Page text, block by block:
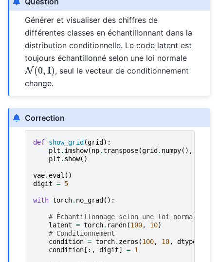
Générer et visualiser des chiffres de
différentes classes en échantillonnant dans la
distribution conditionnelle. Le code latent est
toujours échantillonné selon une loi normale
N(0, ) , seul le vecteur de conditionnement
change.
Correction
def show_grid (grid ):
plt . imshow(np.transpose(grid . numpy(),
plt . show()
vae. eval ()
digit = 5
with torch. no_grad ():
# Échantillonnage selon une loi normale
latent = torch. randn(100, 10)
# Conditionnement
condition = torch. zeros (100, 10, dtype
condition [:, digit] = 1